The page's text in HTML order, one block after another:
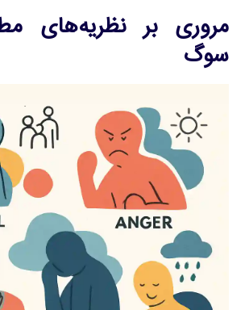
مروری بر نظریه‌های
سوگ